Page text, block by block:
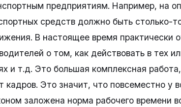
предприятиям. Например, на
средств должно быть столько-
В настоящее время практически
о том, как действовать в тех
и т.д. Это большая комплексная
кадров. Это значит, что повсеместно у
заложена норма рабочего времени